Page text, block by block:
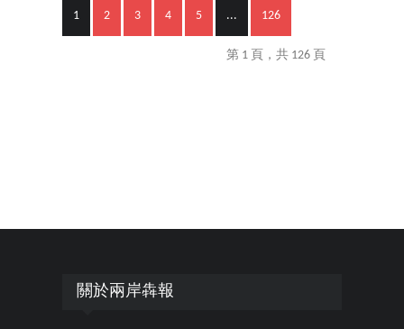
1 2 3 4 5 ... 126
第 1 頁，共 126 頁
關於兩岸犇報